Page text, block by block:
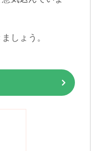
しょう。